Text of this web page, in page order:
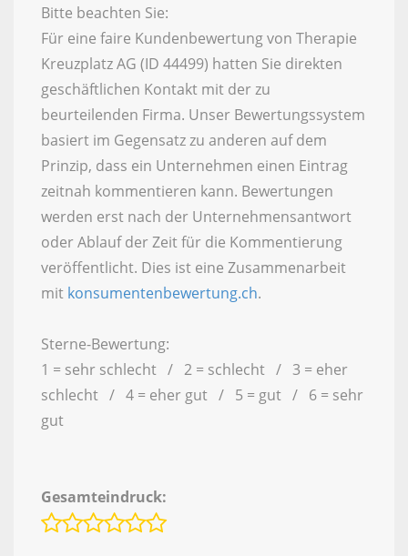
Bitte beachten Sie:
Für eine faire Kundenbewertung von Therapie
Kreuzplatz AG (ID 44499) hatten Sie direkten
geschäftlichen Kontakt mit der zu
beurteilenden Firma. Unser Bewertungssystem
basiert im Gegensatz zu anderen auf dem
Prinzip, dass ein Unternehmen einen Eintrag
zeitnah kommentieren kann. Bewertungen
werden erst nach der Unternehmensantwort
oder Ablauf der Zeit für die Kommentierung
veröffentlicht. Dies ist eine Zusammenarbeit
mit konsumentenbewertung.ch.
Sterne-Bewertung:
1 = sehr schlecht / 2 = schlecht / 3 = eher
schlecht / 4 = eher gut / 5 = gut / 6 = sehr
gut
Gesamteindruck: